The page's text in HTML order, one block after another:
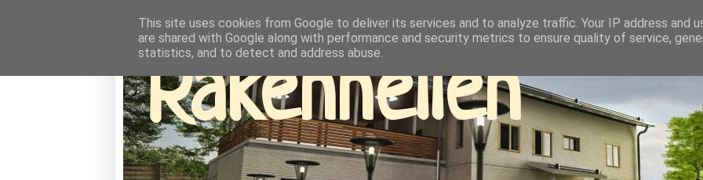
Rakennellen
This site uses cookies from Google to deliver its services and to analyze traffic. Your IP address and
are shared with Google along with performance and security metrics to ensure quality of service,
statistics, and to detect and address abuse.